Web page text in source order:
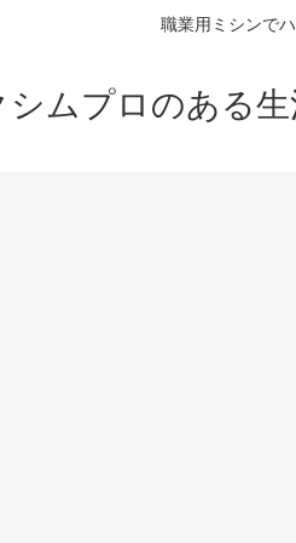
職業用ミシンで
シムプロのある